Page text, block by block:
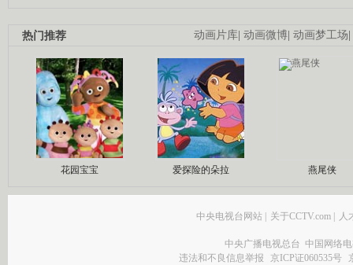
动画片库| 动画微博| 动画梦工场|
热门推荐
花园宝宝 爱探险的朵拉 燕尾侠
中央电视台网站 | 关于CCTV.com | 人
中央广播电视总台 中国网络
违法和不良信息举报
京ICP证060535号